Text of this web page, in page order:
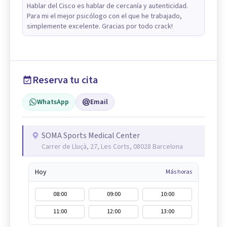
Hablar del Cisco es hablar de cercanía y autenticidad.
Para mi el mejor psicólogo con el que he trabajado,
simplemente excelente. Gracias por todo crack!
Reserva tu cita
WhatsApp Email
SOMA Sports Medical Center
Carrer de Lluçà, 27, Les Corts, 08028 Barcelona
Hoy Más horas
08:00 09:00
10:00
11:00
12:00 13:00